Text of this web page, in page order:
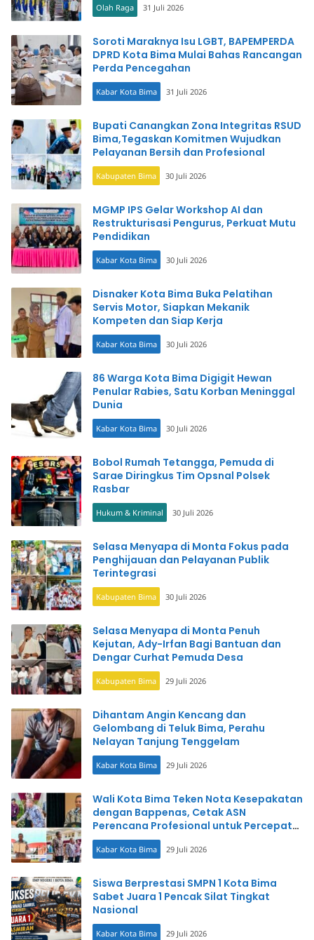
Olah Raga 31 Juli 2026
Soroti Maraknya Isu LGBT, BAPEMPERDA
DPRD Kota Bima Mulai Bahas Rancangan
Perda Pencegahan
Kabar Kota Bima 31 Juli 2026
Bupati Canangkan Zona Integritas RSUD
Bima,Tegaskan Komitmen Wujudkan
Pelayanan Bersih dan Profesional
Kabupaten Bima 30 Juli 2026
MGMP IPS Gelar Workshop AI dan
Restrukturisasi Pengurus, Perkuat Mutu
Pendidikan
Kabar Kota Bima 30 Juli 2026
Disnaker Kota Bima Buka Pelatihan
Servis Motor, Siapkan Mekanik
Kompeten dan Siap Kerja
Kabar Kota Bima 30 Juli 2026
86 Warga Kota Bima Digigit Hewan
Penular Rabies, Satu Korban Meninggal
Dunia
Kabar Kota Bima 30 Juli 2026
Bobol Rumah Tetangga, Pemuda di
Sarae Diringkus Tim Opsnal Polsek
Rasbar
Hukum & Kriminal 30 Juli 2026
Selasa Menyapa di Monta Fokus pada
Penghijauan dan Pelayanan Publik
Terintegrasi
Kabupaten Bima 30 Juli 2026
Selasa Menyapa di Monta Penuh
Kejutan, Ady-Irfan Bagi Bantuan dan
Dengar Curhat Pemuda Desa
Kabupaten Bima 29 Juli 2026
Dihantam Angin Kencang dan
Gelombang di Teluk Bima, Perahu
Nelayan Tanjung Tenggelam
Kabar Kota Bima 29 Juli 2026
Wali Kota Bima Teken Nota Kesepakatan
dengan Bappenas, Cetak ASN
Perencana Profesional untuk Percepat
Pembangunan
Kabar Kota Bima 29 Juli 2026
Siswa Berprestasi SMPN 1 Kota Bima
Sabet Juara 1 Pencak Silat Tingkat
Nasional
Kabar Kota Bima 29 Juli 2026